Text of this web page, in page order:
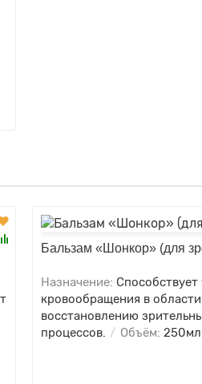
Бальзам «Шонкор» (для
Назначение:
кровообращения в области
восстановлению
процессов.
Объём: 250мл